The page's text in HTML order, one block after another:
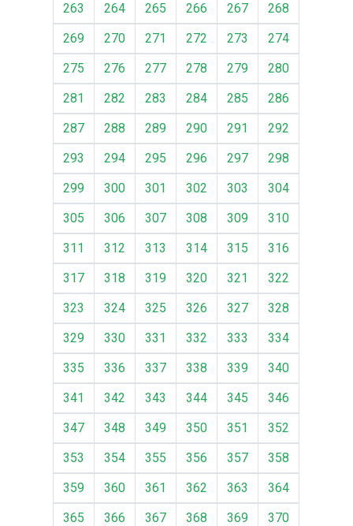
263
264 265 266 267
268
269
270 271 272 273
274
275
276 277 278 279
280
281
282 283 284 285
286
287
288 289 290 291
292
293
294 295 296 297
298
299
300 301 302 303
304
305
306 307 308 309
310
311
312 313 314 315
316
317
318 319 320 321
322
323
324 325 326 327
328
329
330 331 332 333
334
335
336 337 338 339
340
341
342 343 344 345
346
347
348 349 350 351
352
353
354 355 356 357
358
359
360 361 362 363
364
365
366 367 368 369 370